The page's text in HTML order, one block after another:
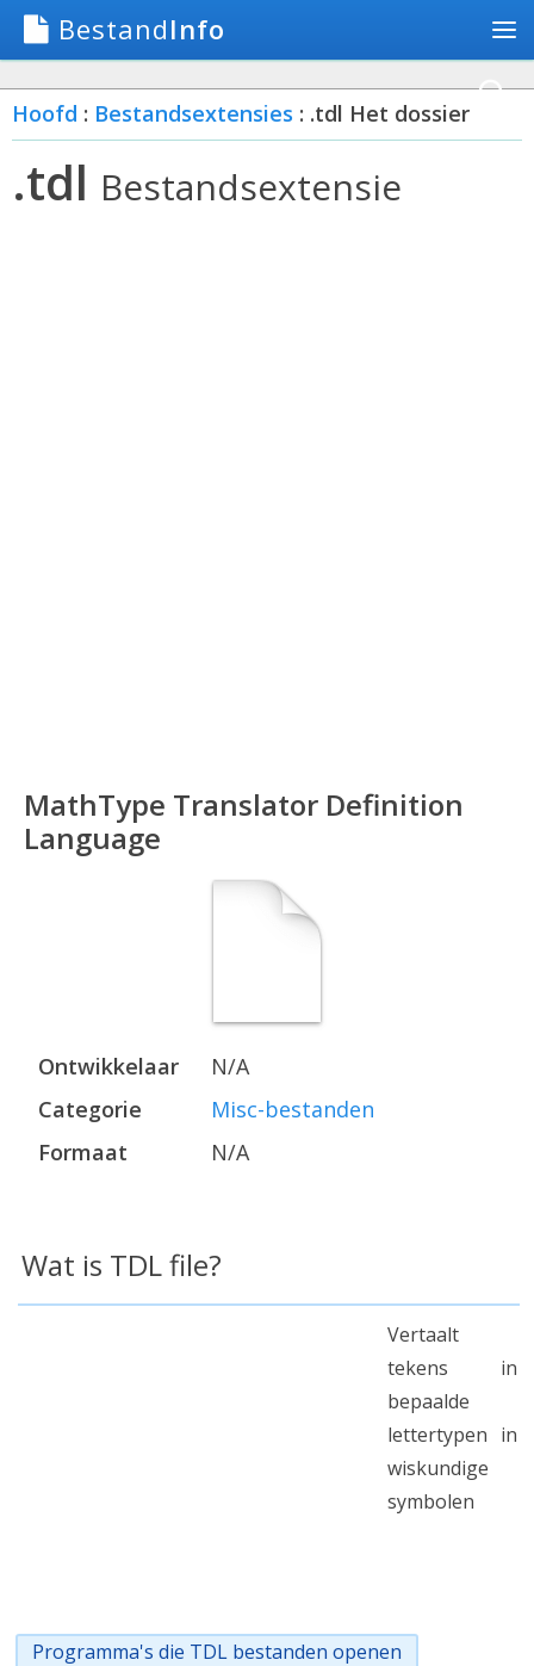
BestandInfo
Hoofd : Bestandsextensies : .tdl Het dossier
.tdl Bestandsextensie
MathType Translator Definition
Language
Ontwikkelaar
N/A
Categorie
Misc-bestanden
Formaat
N/A
Wat is TDL file?
Vertaalt
tekens in
bepaalde
lettertypen in
wiskundige
symbolen
Programma's die TDL bestanden openen